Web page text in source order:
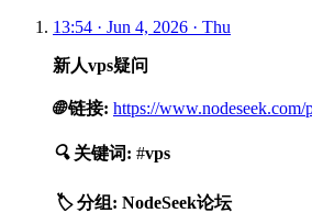
13:54 · Jun 4, 2026 · Thu
新人vps疑问
🌐 链接: https://www.nodeseek.com/
🔍 关键词: #vps
🏷️ 分组: NodeSeek论坛